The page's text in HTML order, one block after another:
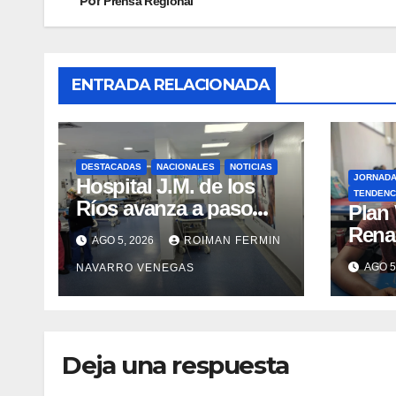
ENTRADA RELACIONADA
DESTACADAS NACIONALES NOTICIAS
Hospital J.M. de los
Ríos avanza a paso
firme en su
recuperación tras los
recientes eventos
sísmicos
AGO 5, 2026 ROIMAN FERMIN
NAVARRO VENEGAS
​Plan
AGO
Deja una respuesta